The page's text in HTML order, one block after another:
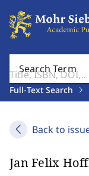
Search Term
Full-Text Search
Back to
Jan Felix